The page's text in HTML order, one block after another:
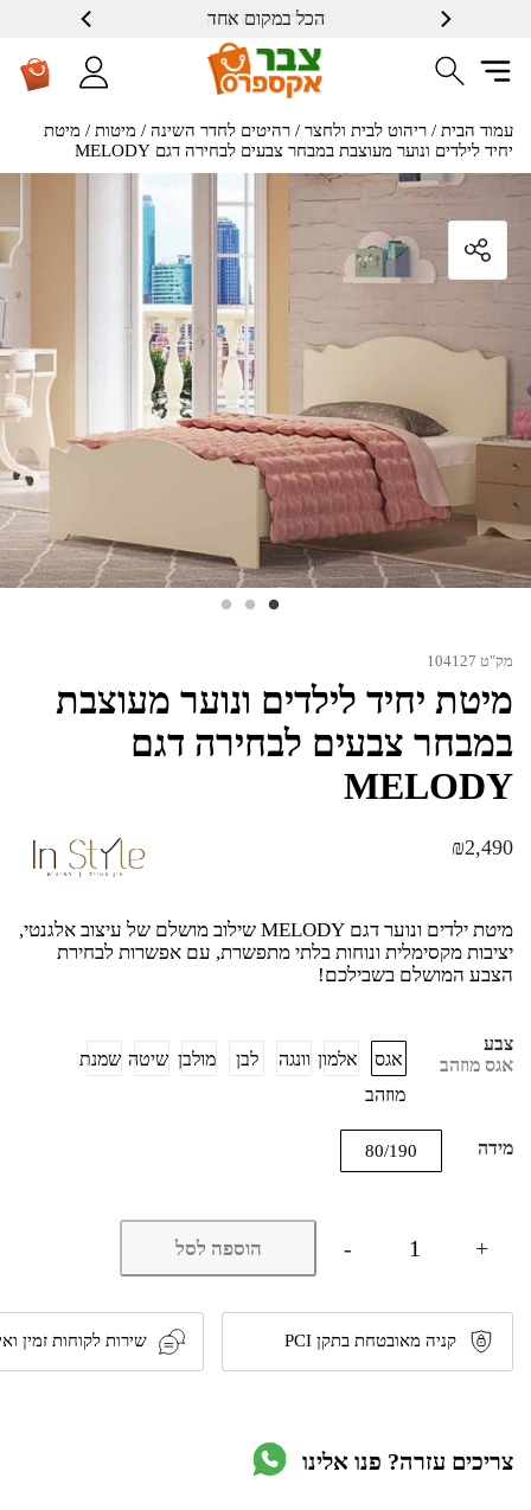
הכל במקום אחד
שרות ברמה גבוה
עמוד הבית / ריהוט לבית ולחצר / רהיטים לחדר השינה / מיטות / מיטת
יחיד לילדים ונוער מעוצבת במבחר צבעים לבחירה דגם MELODY
מק"ט 104127
מיטת יחיד לילדים ונוער מעוצבת
במבחר צבעים לבחירה דגם
MELODY
₪2,490
מיטת ילדים ונוער דגם MELODY שילוב מושלם של עיצוב אלגנטי,
יציבות מקסימלית ונוחות בלתי מתפשרת, עם אפשרות לבחירת
הצבע המושלם בשבילכם!
צבע
אגס מוזהב
אגס
מוזהב
אלמון וונגה לבן מולבן שיטה שמנת
מידה 80/190
-
מיטת
לילדים
ונוער
MELODY
+ הוספה לסל
קניה מאובטחת בתקן PCI שירות לקוחות זמין
צריכים עזרה? פנו אלינו